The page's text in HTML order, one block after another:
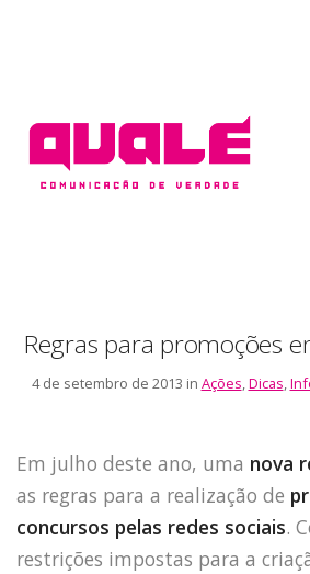
Regras para promoções
4 de setembro de 2013 in Ações,Dicas,
Em julho deste ano, uma nova
as regras para a realização de
concursos pelas redes sociais.
restrições impostas para a